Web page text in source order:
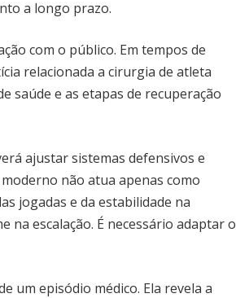
a longo prazo.
com o público. Em tempos de
relacionada a cirurgia de atleta
saúde e as etapas de recuperação
ajustar sistemas defensivos e
não atua apenas como
jogadas e da estabilidade na
na escalação. É necessário adaptar o
um episódio médico. Ela revela a